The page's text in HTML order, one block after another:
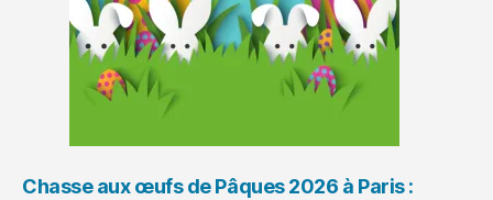
Chasse aux œufs de Pâques 2026 à Paris :